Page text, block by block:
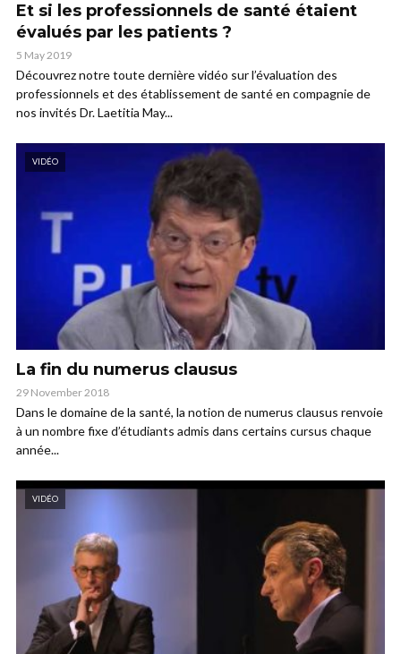
Et si les professionnels de santé étaient
évalués par les patients ?
5 May 2019
Découvrez notre toute dernière vidéo sur l’évaluation des
professionnels et des établissement de santé en compagnie de
nos invités Dr. Laetitia May...
VIDÉO
La fin du numerus clausus
29 November 2018
Dans le domaine de la santé, la notion de numerus clausus renvoie
à un nombre fixe d’étudiants admis dans certains cursus chaque
année...
VIDÉO